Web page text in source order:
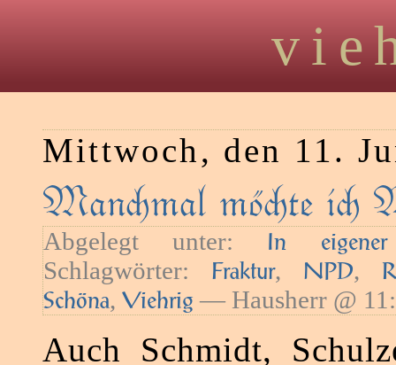
Mittwoch, den 11.
Manmal möte i
Abgelegt unter: In
Schlagwörter: Fraktur, NPD,
Schöna, Viehrig — Hausherr @
Auch Schmidt,